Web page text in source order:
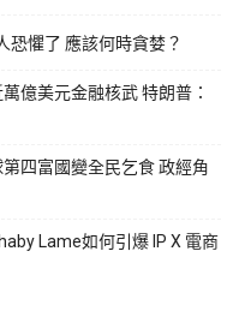
恐懼了 應該何時貪婪？
億美元金融核武 特朗普：
四富國變全民乞食 政經角
Lame如何引爆 IP X 電商